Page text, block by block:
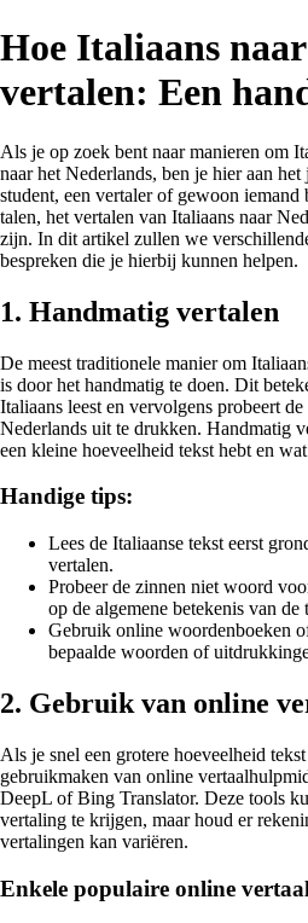
Hoe Italiaans
vertalen: Een
Als je op zoek bent naar manieren om
naar het Nederlands, ben je hier aan
student, een vertaler of gewoon iemand
talen, het vertalen van Italiaans naar
zijn. In dit artikel zullen we
bespreken die je hierbij kunnen helpen.
1. Handmatig vertalen
De meest traditionele manier om
is door het handmatig te doen. Dit
Italiaans leest en vervolgens probeert
Nederlands uit te drukken. Handmatig
een kleine hoeveelheid tekst hebt en
Handige tips:
Lees de Italiaanse tekst eerst
vertalen.
Probeer de zinnen niet woord
op de algemene betekenis van de
Gebruik online woordenboeken
bepaalde woorden of
2. Gebruik van online
Als je snel een grotere hoeveelheid
gebruikmaken van online
DeepL of Bing Translator. Deze tools
vertaling te krijgen, maar houd er
vertalingen kan variëren.
Enkele populaire online